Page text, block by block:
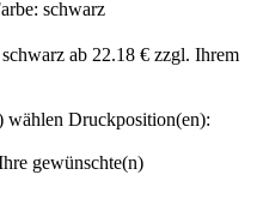
schwarz
wählen Druckposition(en):
gewünschte(n)